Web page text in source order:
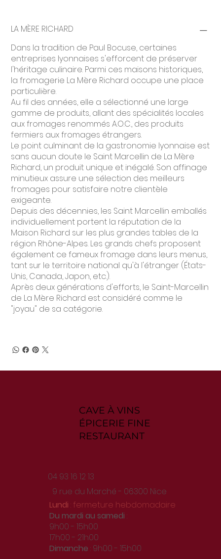
LA MÈRE RICHARD
Dans la tradition de Paul Bocuse, certaines
entreprises lyonnaises s'efforcent de préserver
l'héritage culinaire. Parmi ces maisons historiques,
la fromagerie La Mère Richard occupe une place
particulière.
Au fil des années, elle a sélectionné une large
gamme de produits, allant des spécialités locales
aux fromages renommés A.O.C., des produits
fermiers aux fromages étrangers.
Le point culminant de la gastronomie lyonnaise est
sans aucun doute le Saint Marcellin de La Mère
Richard, un produit unique et inégalé. Son affinage
minutieux assure une sélection des meilleurs
fromages pour satisfaire notre clientèle
exigeante.
Depuis des décennies, les Saint Marcellin emballés
individuellement portent la réputation de la
Maison Richard sur les plus grandes tables de la
région Rhône-Alpes. Les grands chefs proposent
également ce fameux fromage dans leurs menus,
tant sur le territoire national qu'à l'étranger (États-
Unis, Canada, Japon, etc.).
Après deux générations d'efforts, le Saint-Marcellin
de La Mère Richard est considéré comme le
"joyau" de sa catégorie.
CAVE À VINS
ÉPICERIE FINE
RESTAURANT
9 rue du Marché - 06300 Nice
04 93 16 12 13
Lundi : fermeture hebdomadaire
Du mardi au samedi :
9h00 - 15h00
17h00 - 21h00
Dimanche : 9h00 - 15h00